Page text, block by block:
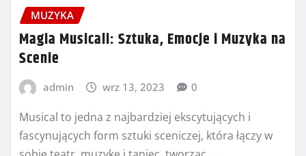
MUZYKA
Magia Musicali: Sztuka, Emocje i Muzyka na
Scenie
admin wrz 13, 2023 0
Musical to jedna z najbardziej ekscytujących i
fascynujących form sztuki sceniczej, która łączy w